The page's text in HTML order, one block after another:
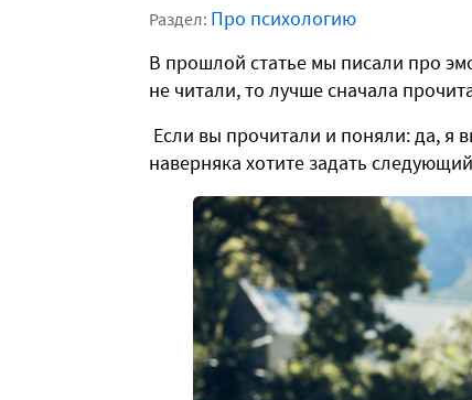
Раздел: Про психологию
В прошлой статье мы писали про
не читали, то лучше сначала
Если вы прочитали и поняли: да, я
наверняка хотите задать